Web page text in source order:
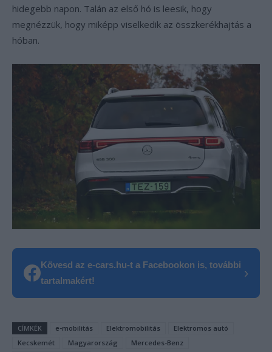
hidegebb napon. Talán az első hó is leesik, hogy
megnézzük, hogy miképp viselkedik az összkerékhajtás a
hóban.
Kövesd az e-cars.hu-t a Facebookon is, további
tartalmakért!
›
CÍMKÉK e-mobilitás Elektromobilitás
Elektromos autó
Kecskemét
Magyarország
Mercedes-Benz